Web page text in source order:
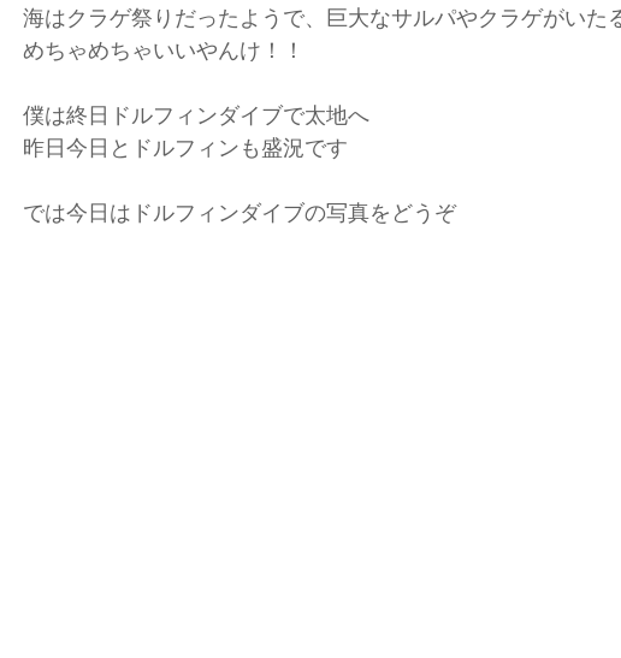
海はクラゲ祭りだったようで、巨大なサルパやクラゲがいた
めちゃめちゃいいやんけ！！
僕は終日ドルフィンダイブで太地へ
昨日今日とドルフィンも盛況です
では今日はドルフィンダイブの写真をどうぞ